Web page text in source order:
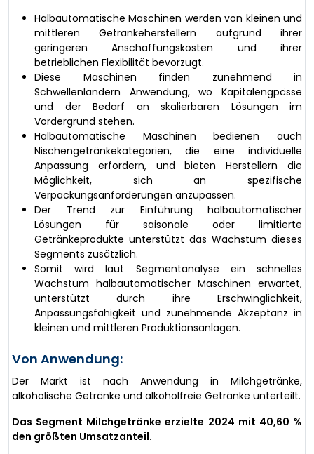
Halbautomatische Maschinen werden von kleinen und
mittleren Getränkeherstellern aufgrund ihrer
geringeren Anschaffungskosten und ihrer
betrieblichen Flexibilität bevorzugt.
Diese Maschinen finden zunehmend in
Schwellenländern Anwendung, wo Kapitalengpässe
und der Bedarf an skalierbaren Lösungen im
Vordergrund stehen.
Halbautomatische Maschinen bedienen auch
Nischengetränkekategorien, die eine individuelle
Anpassung erfordern, und bieten Herstellern die
Möglichkeit, sich an spezifische
Verpackungsanforderungen anzupassen.
Der Trend zur Einführung halbautomatischer
Lösungen für saisonale oder limitierte
Getränkeprodukte unterstützt das Wachstum dieses
Segments zusätzlich.
Somit wird laut Segmentanalyse ein schnelles
Wachstum halbautomatischer Maschinen erwartet,
unterstützt durch ihre Erschwinglichkeit,
Anpassungsfähigkeit und zunehmende Akzeptanz in
kleinen und mittleren Produktionsanlagen.
Von Anwendung:
Der Markt ist nach Anwendung in Milchgetränke,
alkoholische Getränke und alkoholfreie Getränke unterteilt.
Das Segment Milchgetränke erzielte 2024 mit 40,60 %
den größten Umsatzanteil.